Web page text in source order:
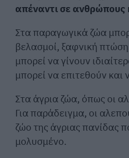
απέναντι σε ανθρώπους
Στα παραγωγικά ζώα
βελασμοί, ξαφνική
μπορεί να γίνουν
μπορεί να επιτεθούν
Στα άγρια ζώα, όπως οι
Για παράδειγμα, οι
ζώο της άγριας πανίδας
μολυσμένο.